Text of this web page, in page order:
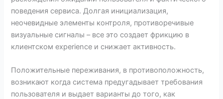
поведения сервиса. Долгая инициализация,
неочевидные элементы контроля, противоречивые
визуальные сигналы – все это создает фрикцию в
клиентском experience и снижает активность.
Положительные переживания, в противоположность,
возникают когда система предугадывает требования
пользователя и выдает варианты до того, как